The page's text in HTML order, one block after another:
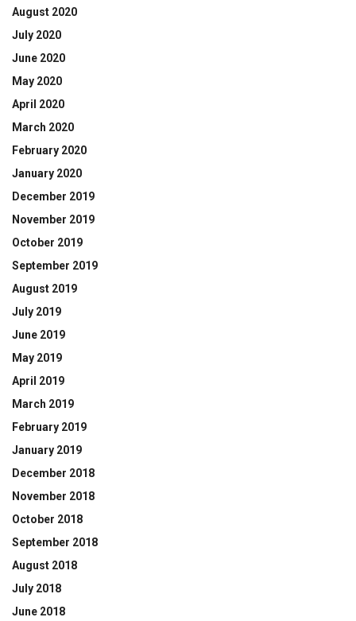
August 2020
July 2020
June 2020
May 2020
April 2020
March 2020
February 2020
January 2020
December 2019
November 2019
October 2019
September 2019
August 2019
July 2019
June 2019
May 2019
April 2019
March 2019
February 2019
January 2019
December 2018
November 2018
October 2018
September 2018
August 2018
July 2018
June 2018